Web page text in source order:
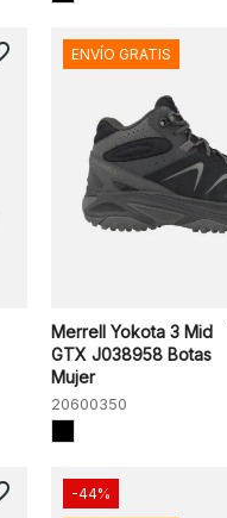
Merrell Yokota 3 Mid
GTX J038958 Botas
Mujer
20600350
ENVÍO GRATIS
-44%